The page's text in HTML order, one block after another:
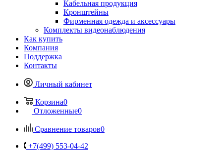
Кабельная продукция
Кронштейны
Фирменная одежда и аксессуары
Комплекты видеонаблюдения
Как купить
Компания
Поддержка
Контакты
Личный кабинет
Корзина0
Отложенные0
Сравнение товаров0
+7(499) 553-04-42